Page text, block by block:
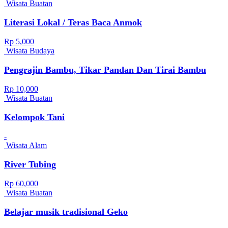
Wisata Buatan
Literasi Lokal / Teras Baca Anmok
Rp 5,000
Wisata Budaya
Pengrajin Bambu, Tikar Pandan Dan Tirai Bambu
Rp 10,000
Wisata Buatan
Kelompok Tani
-
Wisata Alam
River Tubing
Rp 60,000
Wisata Buatan
Belajar musik tradisional Geko